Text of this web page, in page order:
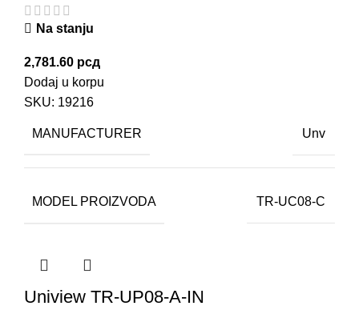
Na stanju
2,781.60 рсд
Dodaj u korpu
SKU: 19216
MANUFACTURER Unv
MODEL PROIZVODA TR-UC08-C
Uniview TR-UP08-A-IN